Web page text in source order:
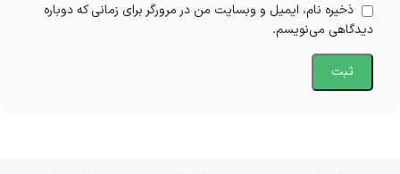
ذخیره نام، ایمیل و وبسایت من در مرورگر برای زمانی که دوباره
دیدگاهی می‌نویسم.